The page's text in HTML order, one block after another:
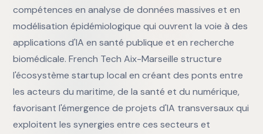
compétences en analyse de données massives et en
modélisation épidémiologique qui ouvrent la voie à des
applications d'IA en santé publique et en recherche
biomédicale. French Tech Aix-Marseille structure
l'écosystème startup local en créant des ponts entre
les acteurs du maritime, de la santé et du numérique,
favorisant l'émergence de projets d'IA transversaux qui
exploitent les synergies entre ces secteurs et